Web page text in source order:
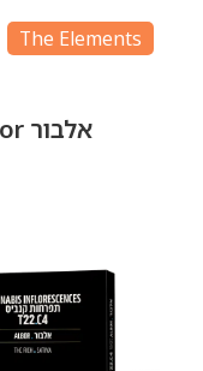
The Elements
אלבור Albor